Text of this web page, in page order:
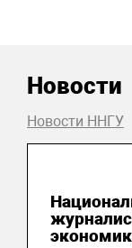
Новости
Новости ННГУ